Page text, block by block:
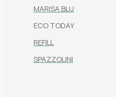
MARISA BLU
ECO TODAY
REFILL
SPAZZOLINI